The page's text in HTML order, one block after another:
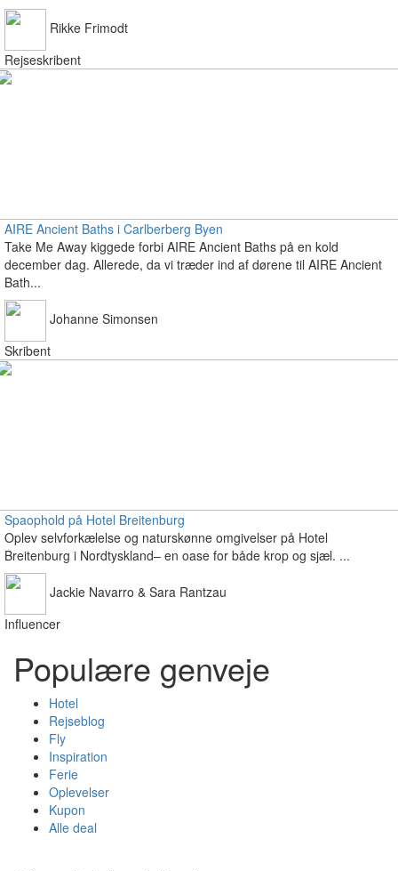
Rikke Frimodt
Rejseskribent
AIRE Ancient Baths i Carlberberg Byen
Take Me Away kiggede forbi AIRE Ancient Baths på en kold
december dag. Allerede, da vi træder ind af dørene til AIRE Ancient
Bath...
Johanne Simonsen
Skribent
Spaophold på Hotel Breitenburg
Oplev selvforkælelse og naturskønne omgivelser på Hotel
Breitenburg i Nordtyskland– en oase for både krop og sjæl. ...
Jackie Navarro & Sara Rantzau
Influencer
Populære genveje
Hotel
Rejseblog
Fly
Inspiration
Ferie
Oplevelser
Kupon
Alle deal